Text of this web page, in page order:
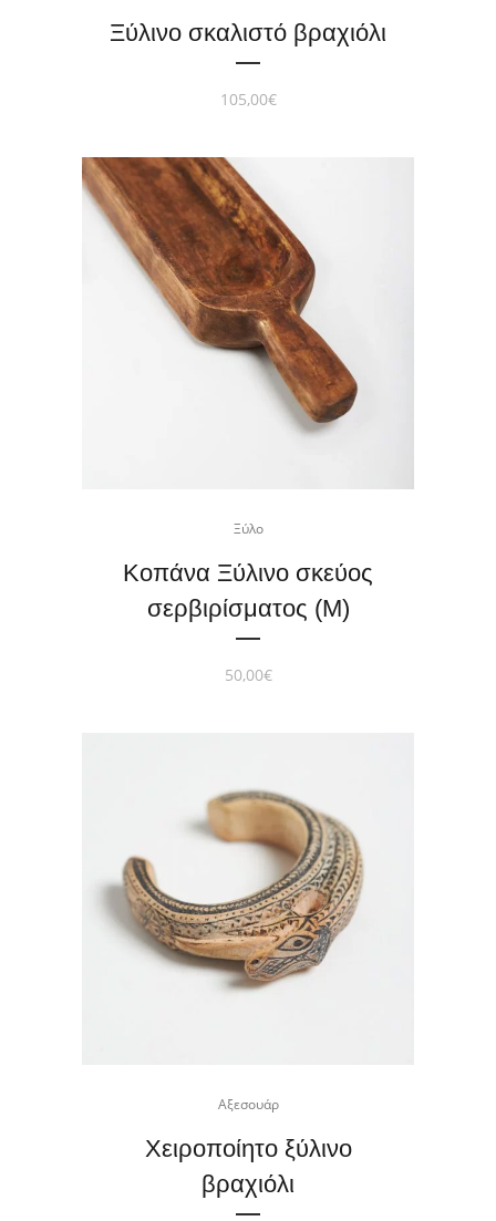
Ξύλινο σκαλιστό βραχιόλι
105,00€
Ξύλο
Κοπάνα Ξύλινο σκεύος
σερβιρίσματος (M)
50,00€
Αξεσουάρ
Χειροποίητο ξύλινο
βραχιόλι